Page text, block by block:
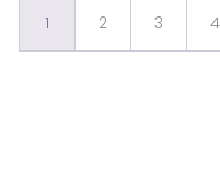
1 2 3 4